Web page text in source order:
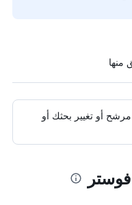
أو تغيير بحثك أو